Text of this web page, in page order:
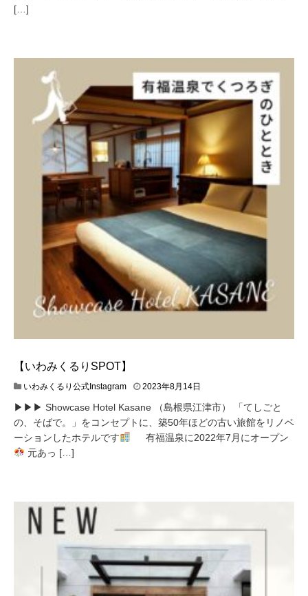
[…]
【いわみくるりSPOT】
いわみくるり公式Instagram 2023年8月14日
▶︎▶︎▶︎ Showcase Hotel Kasane （島根県江津市） 「てしごと
の、そばで。」をコンセプトに、築50年ほどの古い旅館をリノベ
ーションしたホテルです
有福温泉に2022年7月にオープン
元あっ […]